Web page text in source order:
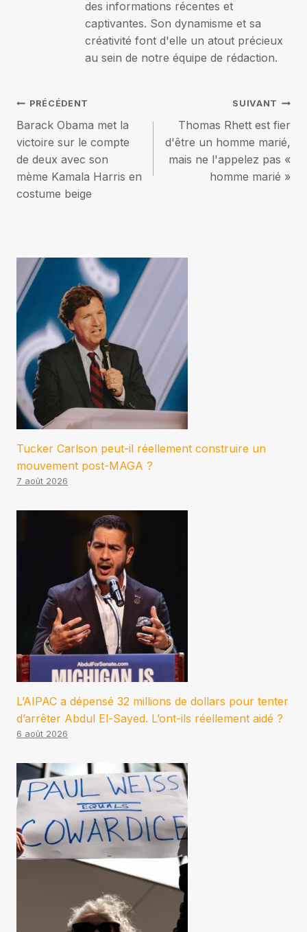
des informations récentes et
captivantes. Son dynamisme et sa
créativité font d'elle un atout précieux
au sein de notre équipe de rédaction.
Navigation
de
l’article
PRÉCÉDENT
Barack Obama met la
victoire sur le compte
de deux avec son
mème Kamala Harris en
costume beige
SUIVANT
Thomas Rhett est fier
d'être un homme marié,
mais ne l'appelez pas «
homme marié »
Tucker Carlson peut-il réellement construire un
mouvement post-MAGA ?
7 août 2026
L’AIPAC a dépensé 32 millions de dollars pour tenter
d’arrêter Abdul El-Sayed. L’ont-ils réellement aidé ?
6 août 2026